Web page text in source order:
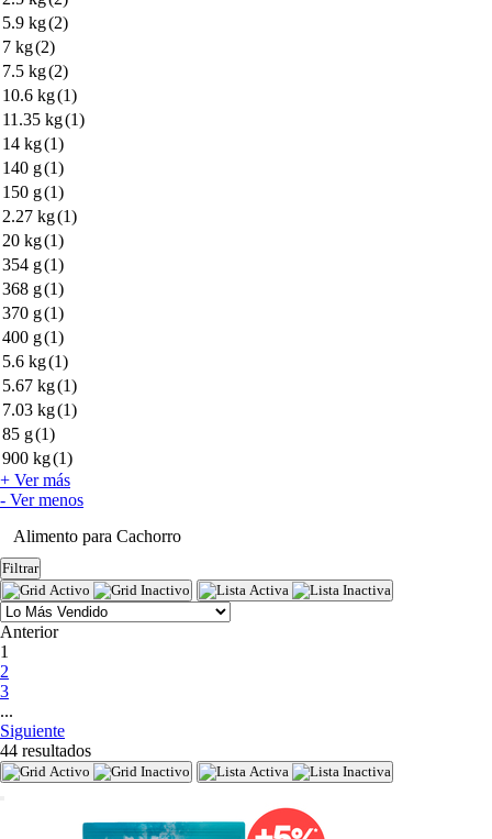
5.9 kg(2)
7 kg(2)
7.5 kg(2)
10.6 kg(1)
11.35 kg(1)
14 kg(1)
140 g(1)
150 g(1)
2.27 kg(1)
20 kg(1)
354 g(1)
368 g(1)
370 g(1)
400 g(1)
5.6 kg(1)
5.67 kg(1)
7.03 kg(1)
85 g(1)
900 kg(1)
+ Ver más
- Ver menos
Alimento para Cachorro
Filtrar
Anterior
1
2
3
...
Siguiente
44 resultados